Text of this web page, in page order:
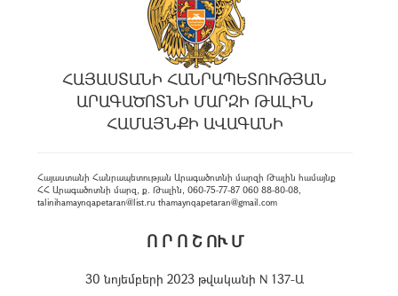
ՀԱՅԱՍՏԱՆԻ ՀԱՆՐԱՊԵՏՈՒԹՅԱՆ
ԱՐԱԳԱԾՈՏՆԻ ՄԱՐԶԻ ԹԱԼԻՆ
ՀԱՄԱՅՆՔԻ ԱՎԱԳԱՆԻ
Հայաստանի Հանրապետության Արագածոտնի մարզի Թալին համայնք
ՀՀ Արագածոտնի մարզ, ք. Թալին, 060-75-77-87 060 88-80-08,
talinihamaynqapetaran@list.ru thamaynqapetaran@gmail.com
Ո Ր Ո Շ ՈՒ Մ
30 նոյեմբերի 2023 թվականի N 137-Ա